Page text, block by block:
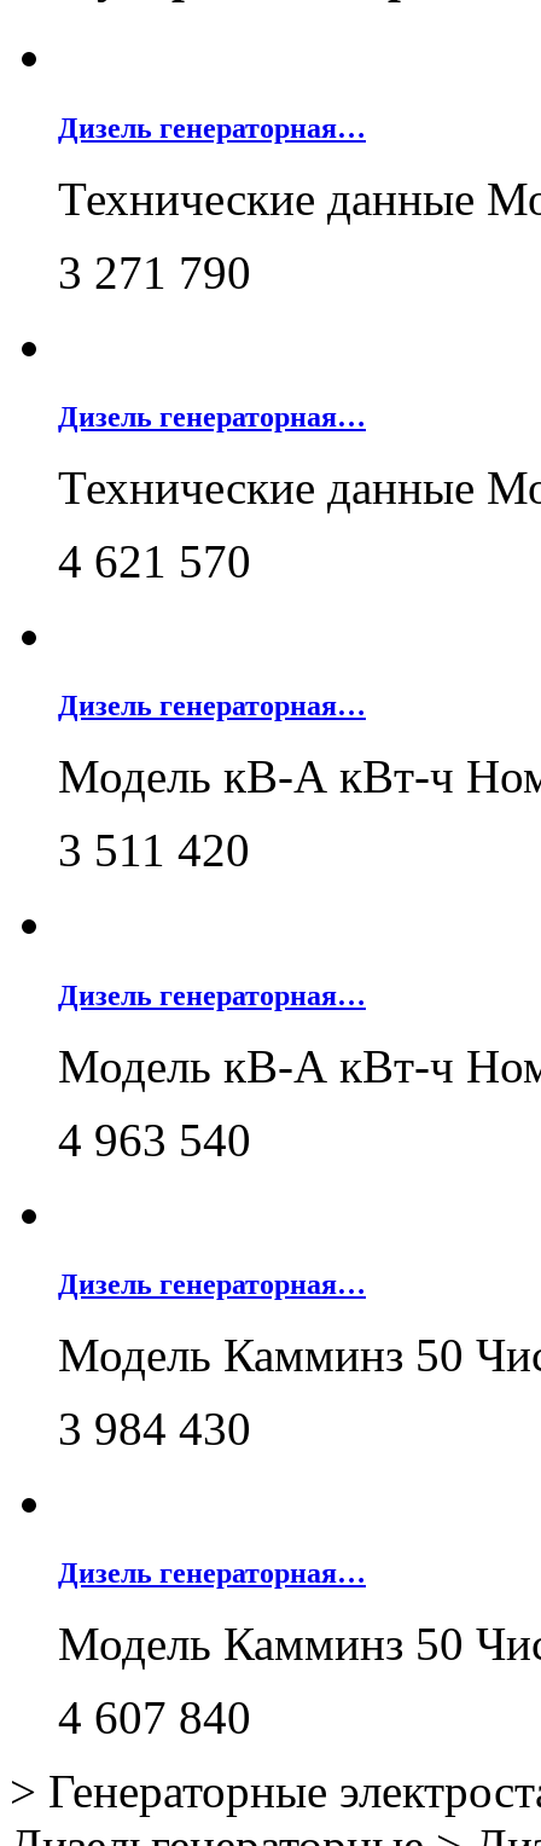
Дизель генераторная…
Технические данные
3 271 790
Дизель генераторная…
Технические данные
4 621 570
Дизель генераторная…
Модель кВ-А кВт-ч
3 511 420
Дизель генераторная…
Модель кВ-А кВт-ч
4 963 540
Дизель генераторная…
Модель Камминз 50
3 984 430
Дизель генераторная…
Модель Камминз 50
4 607 840
> Генераторные